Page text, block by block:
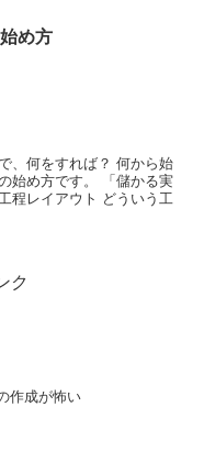
め方
、何をすれば？ 何から始
始め方です。 「儲かる実
程レイアウト どういう工
ク
作成が怖い